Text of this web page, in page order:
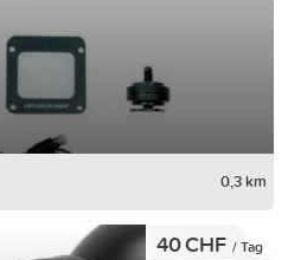
0,3 km
40 CHF / Tag